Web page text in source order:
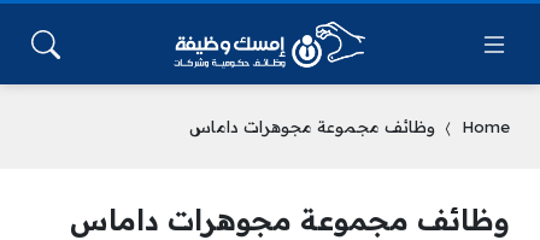
Home وظائف مجموعة مجوهرات داماس
وظائف مجموعة مجوهرات داماس